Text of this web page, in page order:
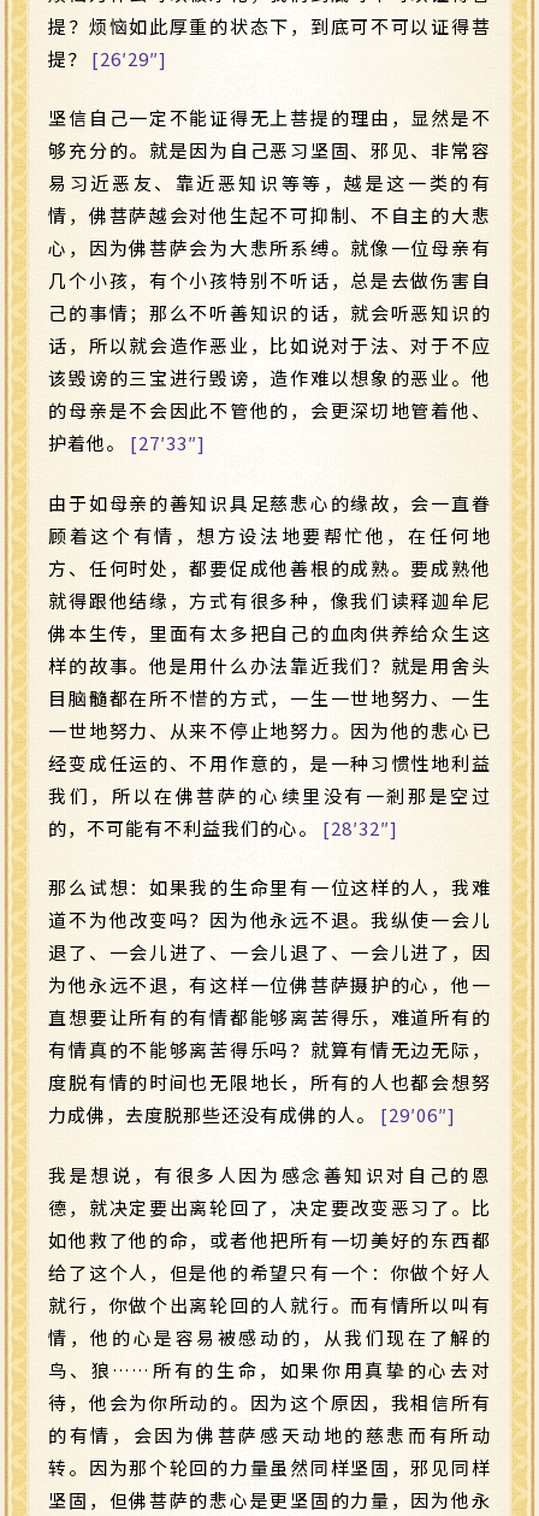
提？烦恼如此厚重的状态下，到底可不可以证得菩
提？ [26′29″]
坚信自己一定不能证得无上菩提的理由，显然是不
够充分的。就是因为自己恶习坚固、邪见、非常容
易习近恶友、靠近恶知识等等，越是这一类的有
情，佛菩萨越会对他生起不可抑制、不自主的大悲
心，因为佛菩萨会为大悲所系缚。就像一位母亲有
几个小孩，有个小孩特别不听话，总是去做伤害自
己的事情；那么不听善知识的话，就会听恶知识的
话，所以就会造作恶业，比如说对于法、对于不应
该毁谤的三宝进行毁谤，造作难以想象的恶业。他
的母亲是不会因此不管他的，会更深切地管着他、
护着他。 [27′33″]
由于如母亲的善知识具足慈悲心的缘故，会一直眷
顾着这个有情，想方设法地要帮忙他，在任何地
方、任何时处，都要促成他善根的成熟。要成熟他
就得跟他结缘，方式有很多种，像我们读释迦牟尼
佛本生传，里面有太多把自己的血肉供养给众生这
样的故事。他是用什么办法靠近我们？就是用舍头
目脑髓都在所不惜的方式，一生一世地努力、一生
一世地努力、从来不停止地努力。因为他的悲心已
经变成任运的、不用作意的，是一种习惯性地利益
我们，所以在佛菩萨的心续里没有一剎那是空过
的，不可能有不利益我们的心。 [28′32″]
那么试想：如果我的生命里有一位这样的人，我难
道不为他改变吗？因为他永远不退。我纵使一会儿
退了、一会儿进了、一会儿退了、一会儿进了，因
为他永远不退，有这样一位佛菩萨摄护的心，他一
直想要让所有的有情都能够离苦得乐，难道所有的
有情真的不能够离苦得乐吗？就算有情无边无际，
度脱有情的时间也无限地长，所有的人也都会想努
力成佛，去度脱那些还没有成佛的人。 [29′06″]
我是想说，有很多人因为感念善知识对自己的恩
德，就决定要出离轮回了，决定要改变恶习了。比
如他救了他的命，或者他把所有一切美好的东西都
给了这个人，但是他的希望只有一个：你做个好人
就行，你做个出离轮回的人就行。而有情所以叫有
情，他的心是容易被感动的，从我们现在了解的
鸟、狼……所有的生命，如果你用真挚的心去对
待，他会为你所动的。因为这个原因，我相信所有
的有情，会因为佛菩萨感天动地的慈悲而有所动
转。因为那个轮回的力量虽然同样坚固，邪见同样
坚固，但佛菩萨的悲心是更坚固的力量，因为他永